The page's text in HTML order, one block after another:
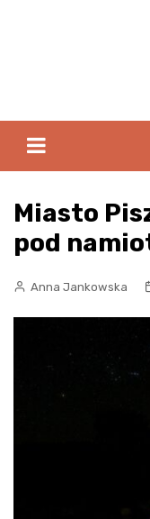
Miasto
pod
Anna Jankowska